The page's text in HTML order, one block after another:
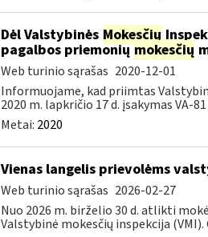
Dėl Valstybinės Mokesčių
pagalbos priemoniųmokesčių
Web turinio sąrašas 2020-12-01
Informuojame, kad priimtas
2020 m. lapkričio 17 d. įsakymas VA-
Metai: 2020
Vienas langelis prievolėms
Web turinio sąrašas 2026-02-27
Nuo 2026 m. birželio 30 d. atlikti
Valstybinė mokesčių inspekcija (VMI).